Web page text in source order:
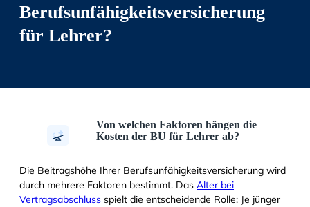
Berufsunfähigkeitsversicherung
für Lehrer?
Von welchen Faktoren hängen die
Kosten der BU für Lehrer ab?
Die Beitragshöhe Ihrer Berufsunfähigkeitsversicherung wird
durch mehrere Faktoren bestimmt. Das Alter bei
Vertragsabschluss spielt die entscheidende Rolle: Je jünger